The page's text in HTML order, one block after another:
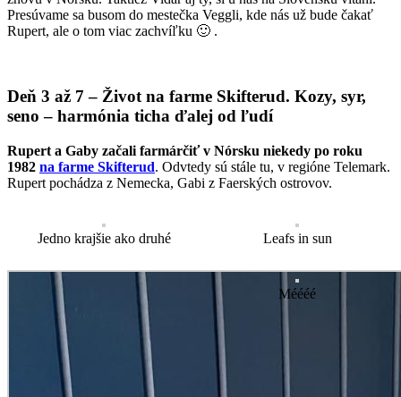
Presúvame sa busom do mestečka Veggli, kde nás už bude čakať
Rupert, ale o tom viac zachvíľku 🙂 .
Deň 3 až 7 – Život na farme Skifterud. Kozy, syr,
seno – harmónia ticha ďalej od ľudí
Rupert a Gaby začali farmárčiť v Nórsku niekedy po roku
1982 na farme Skifterud. Odvtedy sú stále tu, v regióne Telemark.
Rupert pochádza z Nemecka, Gabi z Faerských ostrovov.
Jedno krajšie ako druhé Leafs in sun
Méééé